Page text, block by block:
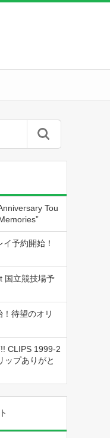
Tou
予約開始！
国立競技場予
！待望のオリ
CLIPS 1999-2
ップありがと